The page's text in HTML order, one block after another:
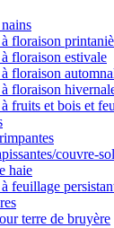
floraison
floraison estivale
floraison
floraison
fruits et bois et
couvre-
haie
feuillage
terre de bruyère